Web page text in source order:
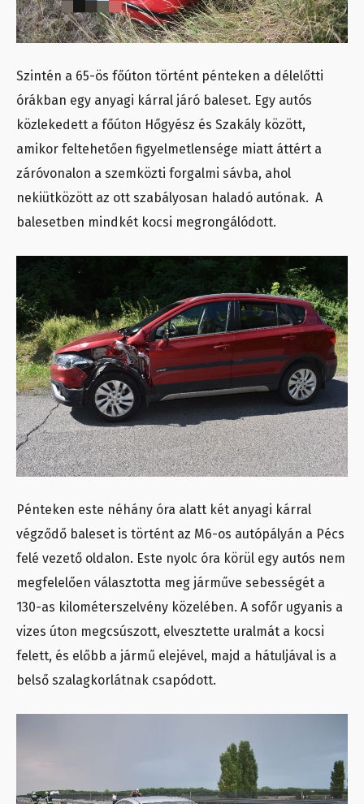
Szintén a 65-ös főúton történt pénteken a délelőtti
órákban egy anyagi kárral járó baleset. Egy autós
közlekedett a főúton Hőgyész és Szakály között,
amikor feltehetően figyelmetlensége miatt áttért a
záróvonalon a szemközti forgalmi sávba, ahol
nekiütközött az ott szabályosan haladó autónak. A
balesetben mindkét kocsi megrongálódott.
Pénteken este néhány óra alatt két anyagi kárral
végződő baleset is történt az M6-os autópályán a Pécs
felé vezető oldalon. Este nyolc óra körül egy autós nem
megfelelően választotta meg járműve sebességét a
130-as kilométerszelvény közelében. A sofőr ugyanis a
vizes úton megcsúszott, elvesztette uralmát a kocsi
felett, és előbb a jármű elejével, majd a hátuljával is a
belső szalagkorlátnak csapódott.